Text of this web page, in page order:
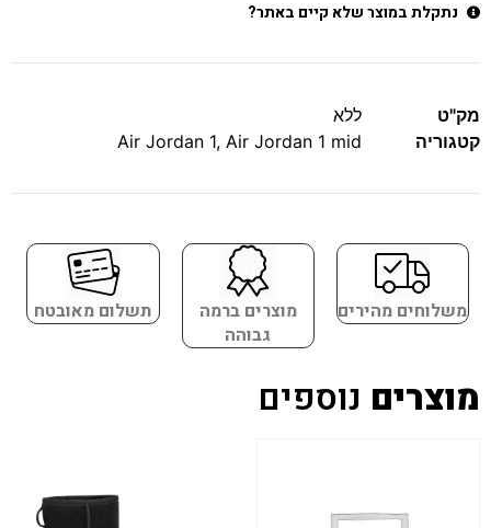
נתקלת במוצר שלא קיים באתר?
מק"ט
ללא
קטגוריה
Air Jordan 1, Air Jordan 1 mid
משלוחים מהירים
מוצרים ברמה
גבוהה
תשלום מאובטח
מוצרים נוספים